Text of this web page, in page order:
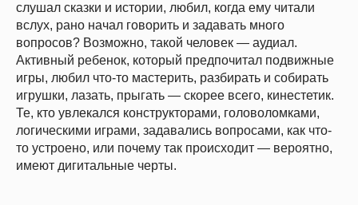
слушал сказки и истории, любил, когда ему читали
вслух, рано начал говорить и задавать много
вопросов? Возможно, такой человек — аудиал.
Активный ребенок, который предпочитал подвижные
игры, любил что-то мастерить, разбирать и собирать
игрушки, лазать, прыгать — скорее всего, кинестетик.
Те, кто увлекался конструкторами, головоломками,
логическими играми, задавались вопросами, как что-
то устроено, или почему так происходит — вероятно,
имеют дигитальные черты.